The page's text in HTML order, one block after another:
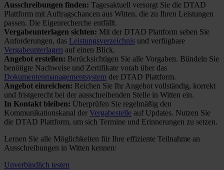
Ausschreibungen finden: Tagesaktuell versorgt Sie die DTAD
Plattform mit Auftragschancen aus Witten, die zu Ihren Leistungen
passen. Die Eigenrecherche entfällt.
Vergabeunterlagen sichten: Mit der DTAD Plattform sehen Sie
Anforderungen, das Leistungsverzeichnis und verfügbare
Vergabeunterlagen auf einen Blick.
Angebot erstellen: Berücksichtigen Sie alle Vorgaben. Bündeln Sie
benötigte Nachweise und Zertifikate vorab über das
Dokumentenmanagementsystem der DTAD Plattform.
Angebot einreichen: Reichen Sie Ihr Angebot vollständig, korrekt
und fristgerecht bei der ausschreibenden Stelle in Witten ein.
In Kontakt bleiben: Überprüfen Sie regelmäßig den
Kommunikationskanal der Vergabestelle auf Updates. Nutzen Sie
die DTAD Plattform, um sich Termine und Erinnerungen zu setzen.
Lernen Sie alle Möglichkeiten für Ihre effiziente Teilnahme an
Ausschreibungen in Witten kennen:
Unverbindlich testen